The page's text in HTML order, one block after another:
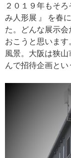
２０１９年もそ
み人形展 』 を春
た。どんな展示
おこうと思いま
風景。大阪は狭
んで招待企画とい